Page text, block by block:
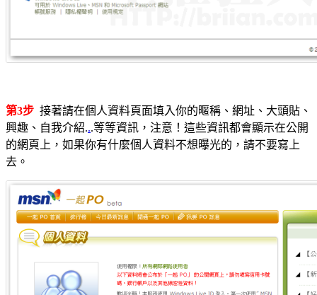
第3步 接著請在個人資料頁面填入你的暱稱、網址、大頭貼、
興趣、自我介紹...等等資訊，注意！這些資訊都會顯示在公開
的網頁上，如果你有什麼個人資料不想曝光的，請不要寫上
去。